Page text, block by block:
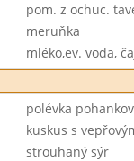
pom. z ochuc.
meruňka
mléko,ev. voda,
polévka
kuskus s
strouhaný sýr